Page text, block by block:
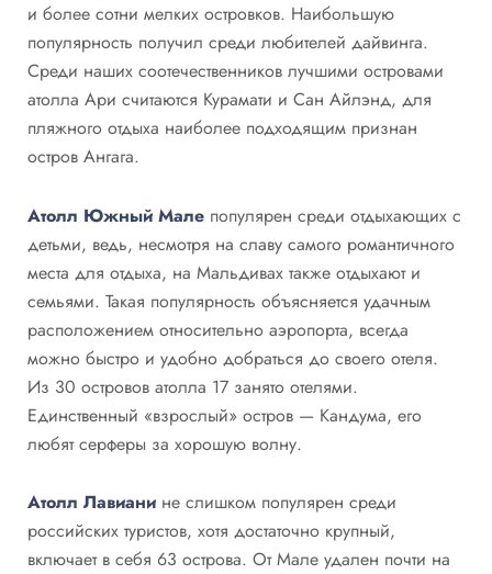
и более сотни мелких островков. Наибольшую
популярность получил среди любителей дайвинга.
Среди наших соотечественников лучшими островами
атолла Ари считаются Курамати и Сан Айлэнд, для
пляжного отдыха наиболее подходящим признан
остров Ангага.
Атолл Южный Мале популярен среди отдыхающих с
детьми, ведь, несмотря на славу самого романтичного
места для отдыха, на Мальдивах также отдыхают и
семьями. Такая популярность объясняется удачным
расположением относительно аэропорта, всегда
можно быстро и удобно добраться до своего отеля.
Из 30 островов атолла 17 занято отелями.
Единственный «взрослый» остров — Кандума, его
любят серферы за хорошую волну.
Атолл Лавиани не слишком популярен среди
российских туристов, хотя достаточно крупный,
включает в себя 63 острова. От Мале удален почти на